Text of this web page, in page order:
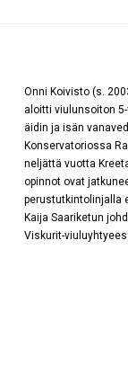
Onni Koivisto (s.
aloitti viulunsoiton
äidin ja isän
Konservatoriossa
neljättä vuotta
opinnot ovat
perustutkintolinjalla
Kaija Saariketun
Viskurit-